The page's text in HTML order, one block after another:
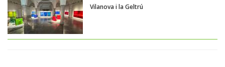
Vilanova i la Geltrú